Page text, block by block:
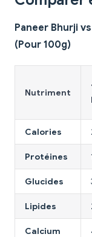
Paneer Bhurji
(Pour 100g)
Nutriment
Calories
Protéines
Glucides
Lipides
Calcium